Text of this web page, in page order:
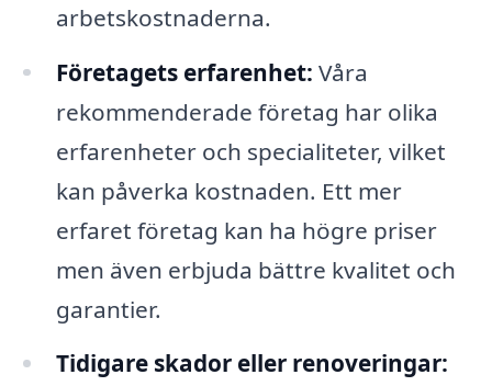
arbetskostnaderna.
Företagets erfarenhet: Våra
rekommenderade företag har olika
erfarenheter och specialiteter, vilket
kan påverka kostnaden. Ett mer
erfaret företag kan ha högre priser
men även erbjuda bättre kvalitet och
garantier.
Tidigare skador eller renoveringar: